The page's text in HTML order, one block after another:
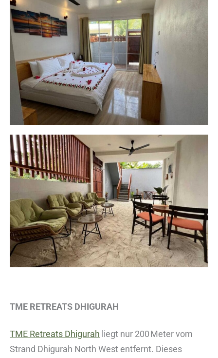
TME RETREATS DHIGURAH
TME Retreats Dhigurah liegt nur 200 Meter vom
Strand Dhigurah North West entfernt. Dieses